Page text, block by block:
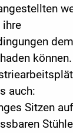
ihre
dem
können.
auch:
Sitzen auf